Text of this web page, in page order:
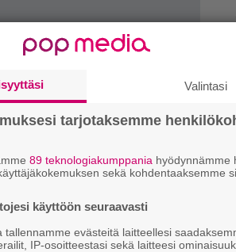
Valintasi
tarjotaksemme
89 teknologiakumppania hyödynnämme
sekä kohdentaaksemme
käyttöön seuraavasti
tallennamme evästeitä laitteellesi
IP-osoitteestasi sekä laitteesi